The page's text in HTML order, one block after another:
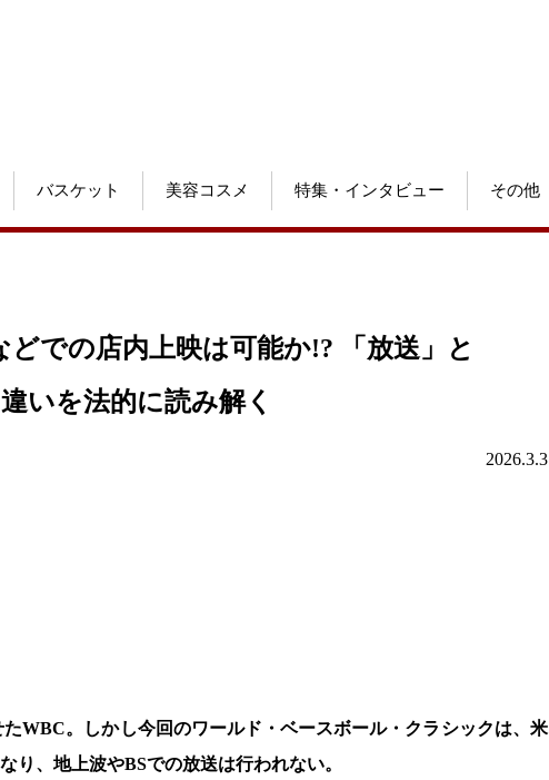
バスケット 美容コスメ 特集・インタビュー その他
での店内上映は可能か!? 「放送」と
いを法的に読み解く
2026.3.3
WBC。しかし今回のワールド・ベースボール・クラシックは、米
り、地上波やBSでの放送は行われない。